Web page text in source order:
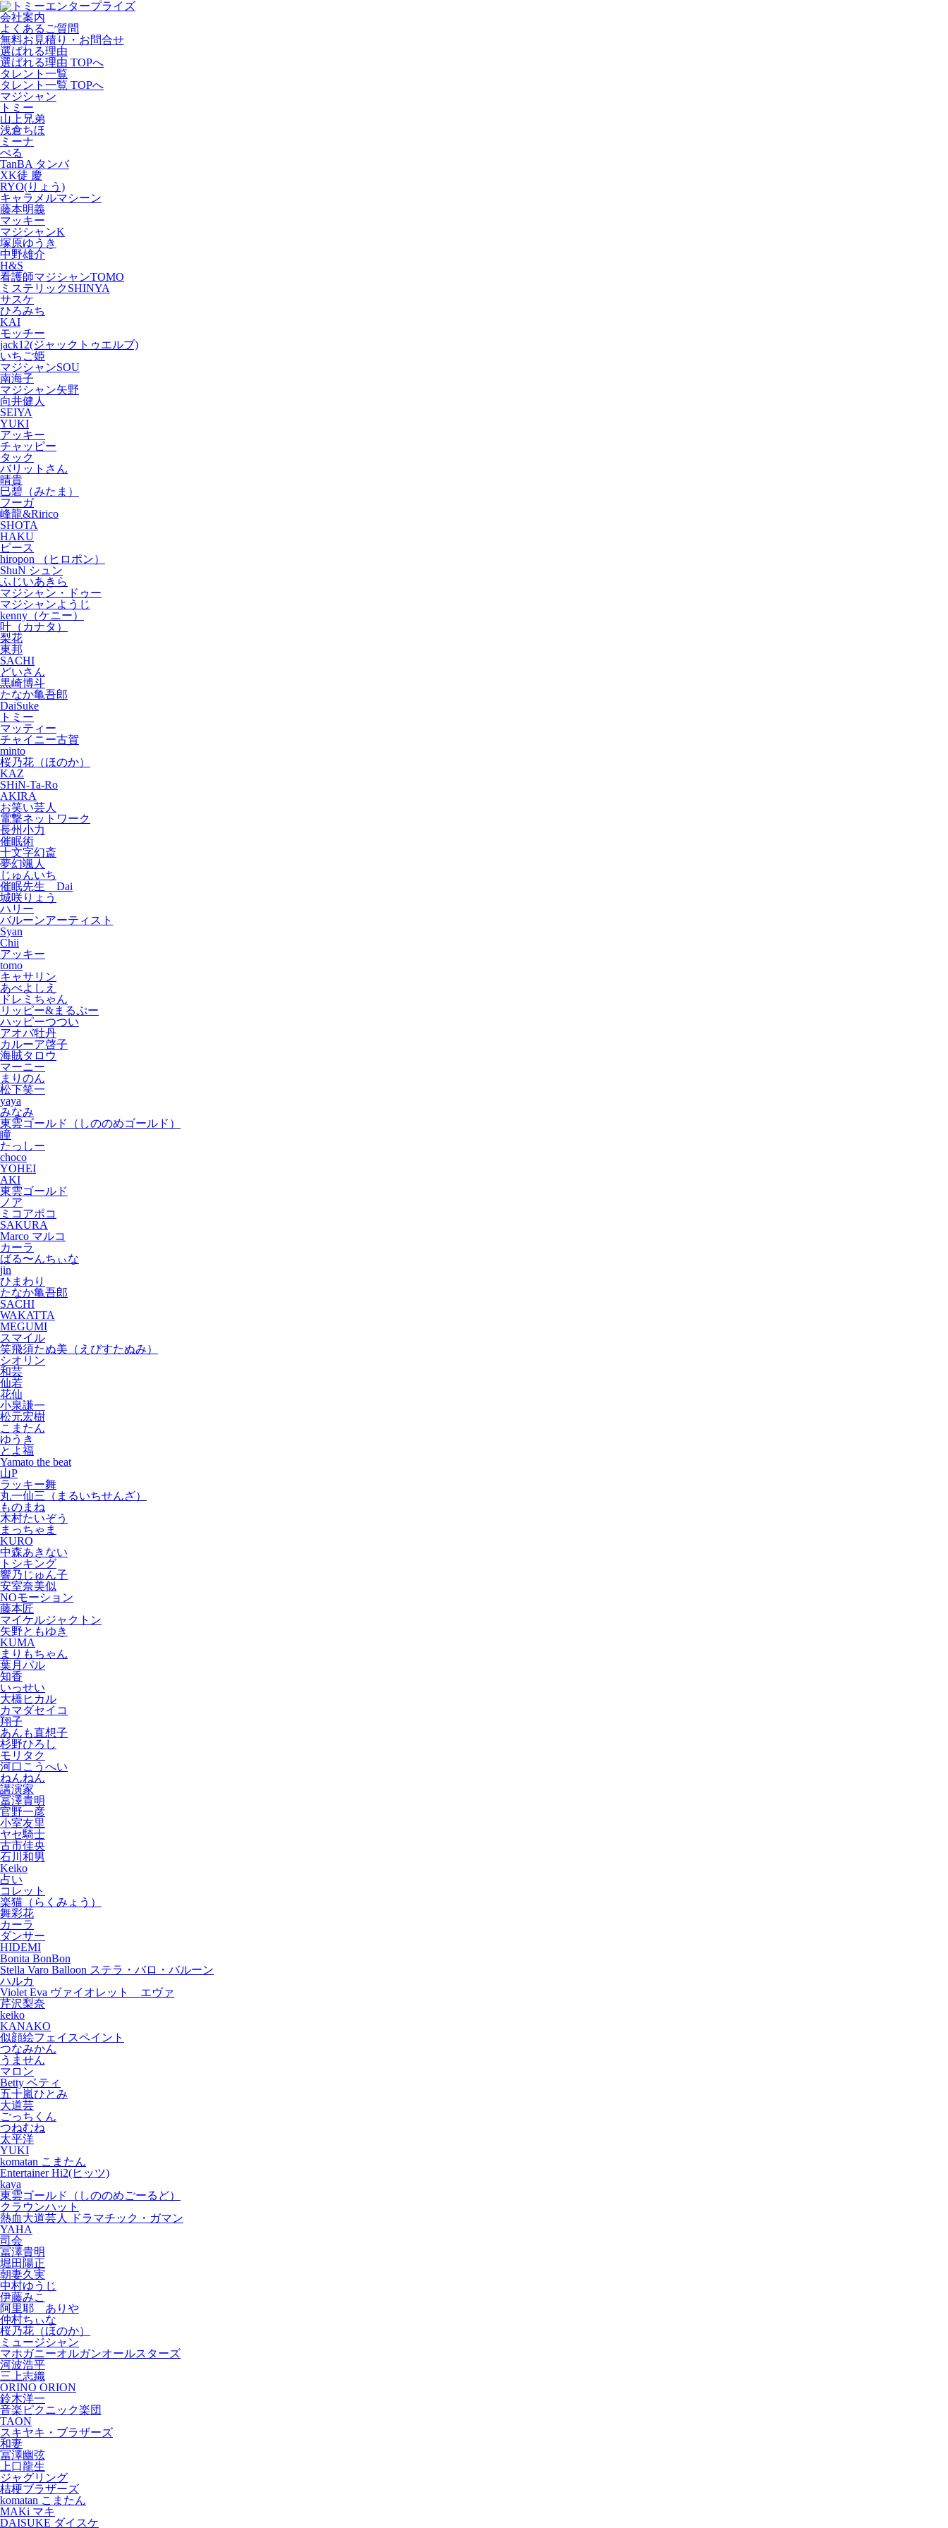
会社案内
よくあるご質問
無料お見積り・お問合せ
選ばれる理由
選ばれる理由 TOPへ
タレント一覧
タレント一覧 TOPへ
マジシャン
トミー
山上兄弟
浅倉ちほ
ミーナ
ぺる
TanBA タンバ
XK徒 慶
RYO(りょう)
キャラメルマシーン
藤本明義
マッキー
マジシャンK
塚原ゆうき
中野雄介
H&S
看護師マジシャンTOMO
ミステリックSHINYA
サスケ
ひろみち
KAI
モッチー
jack12(ジャックトゥエルブ)
いちご姫
マジシャンSOU
南海子
マジシャン矢野
向井健人
SEIYA
YUKI
アッキー
チャッピー
タック
バリットさん
晴貴
巳碧（みたま）
フーガ
峰龍&Ririco
SHOTA
HAKU
ピース
hiropon （ヒロポン）
ShuN シュン
ふじいあきら
マジシャン・ドゥー
マジシャンようじ
kenny（ケニー）
叶（カナタ）
梨花
東邦
SACHI
どいさん
黒崎博斗
たなか亀吾郎
DaiSuke
トミー
マッティー
チャイニー古賀
minto
桜乃花（ほのか）
KAZ
SHiN-Ta-Ro
AKIRA
お笑い芸人
電撃ネットワーク
長州小力
催眠術
十文字幻斎
夢幻颯人
じゅんいち
催眠先生 Dai
城咲りょう
ハリー
バルーンアーティスト
Syan
Chii
アッキー
tomo
キャサリン
あべよしえ
ドレミちゃん
リッピー&まるぷー
ハッピーつつい
アオバ牡丹
カルーア啓子
海賊タロウ
マーニー
まりのん
松下笑一
yaya
みなみ
東雲ゴールド（しののめゴールド）
瞳
たっしー
choco
YOHEI
AKI
東雲ゴールド
ノア
ミコアポコ
SAKURA
Marco マルコ
カーラ
ばる〜んちぃな
jin
ひまわり
たなか亀吾郎
SACHI
WAKATTA
MEGUMI
スマイル
笑飛須たぬ美（えびすたぬみ）
シオリン
和芸
仙若
花仙
小泉謙一
松元宏樹
こまたん
ゆうき
とよ福
Yamato the beat
山P
ラッキー舞
丸一仙三（まるいちせんざ）
ものまね
木村たいぞう
まっちゃま
KURO
中森あきない
トシキング
響乃じゅん子
安室奈美似
NOモーション
藤本匠
マイケルジャクトン
矢野ともゆき
KUMA
まりもちゃん
葉月パル
知香
いっせい
大橋ヒカル
カマダセイコ
翔子
あんも直想子
杉野ひろし
モリタク
河口こうへい
ねんねん
講演家
冨澤貴明
官野一彦
小室友里
ヤセ騎士
古市佳央
石川和男
Keiko
占い
コレット
楽猫（らくみょう）
舞彩花
カーラ
ダンサー
HIDEMI
Bonita BonBon
Stella Varo Balloon ステラ・バロ・バルーン
ハルカ
Violet Eva ヴァイオレット エヴァ
芹沢梨奈
keiko
KANAKO
似顔絵フェイスペイント
つなみかん
うません
マロン
Betty ベティ
五十嵐ひとみ
大道芸
ごっちくん
つねむね
太平洋
YUKI
komatan こまたん
Entertainer Hi2(ヒッツ)
kaya
東雲ゴールド（しののめごーるど）
クラウンハット
熱血大道芸人 ドラマチック・ガマン
YAHA
司会
冨澤貴明
堀田陽正
朝妻久実
中村ゆうじ
伊藤みこ
阿里耶 ありや
仲村ちぃな
桜乃花（ほのか）
ミュージシャン
マホガニーオルガンオールスターズ
河波浩平
三上志織
ORINO ORION
鈴木洋一
音楽ピクニック楽団
TAON
スキヤキ・ブラザーズ
和妻
冨澤幽弦
上口龍生
ジャグリング
桔梗ブラザーズ
komatan こまたん
MAKi マキ
DAISUKE ダイスケ